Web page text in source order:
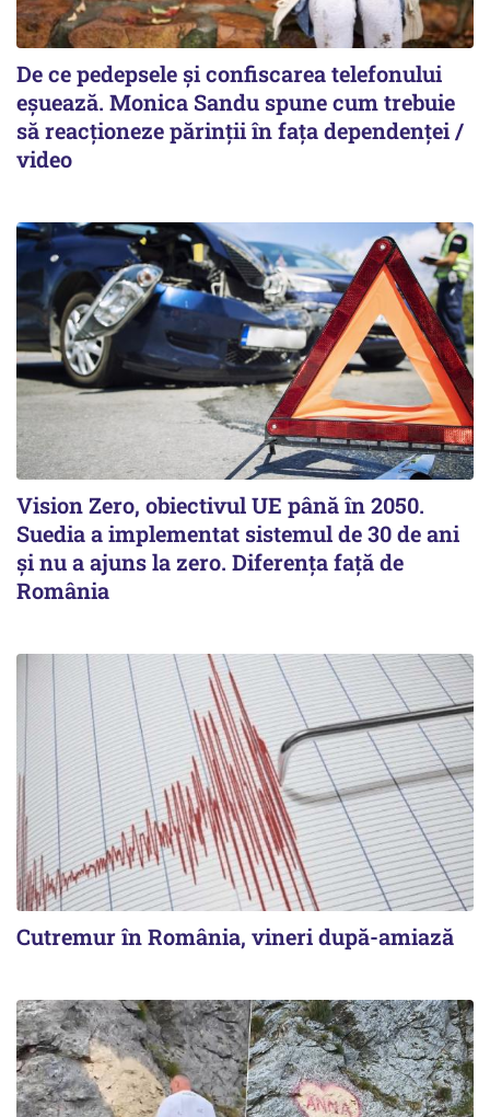
De ce pedepsele și confiscarea telefonului
eșuează. Monica Sandu spune cum trebuie
să reacționeze părinții în fața dependenței /
video
Vision Zero, obiectivul UE până în 2050.
Suedia a implementat sistemul de 30 de ani
şi nu a ajuns la zero. Diferenţa faţă de
România
Cutremur în România, vineri după-amiază